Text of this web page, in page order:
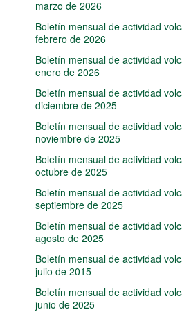
marzo de 2026
Boletín mensual de actividad
febrero de 2026
Boletín mensual de actividad
enero de 2026
Boletín mensual de actividad
diciembre de 2025
Boletín mensual de actividad
noviembre de 2025
Boletín mensual de actividad
octubre de 2025
Boletín mensual de actividad
septiembre de 2025
Boletín mensual de actividad
agosto de 2025
Boletín mensual de actividad
julio de 2015
Boletín mensual de actividad
junio de 2025